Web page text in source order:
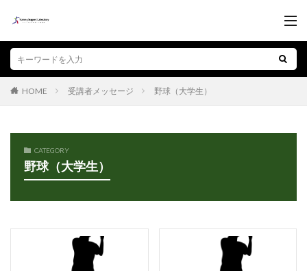
HOME 受講者メッセージ 野球（大学生）
CATEGORY
野球（大学生）